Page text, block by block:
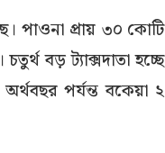
পাওনা প্রায় ৩০ কোটি
বড় ট্যাক্সদাতা হচ্ছে
পর্যন্ত বকেয়া ২